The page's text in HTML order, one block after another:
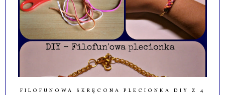
FILOFUNOWA SKRĘCONA PLECIONKA DIY Z 4